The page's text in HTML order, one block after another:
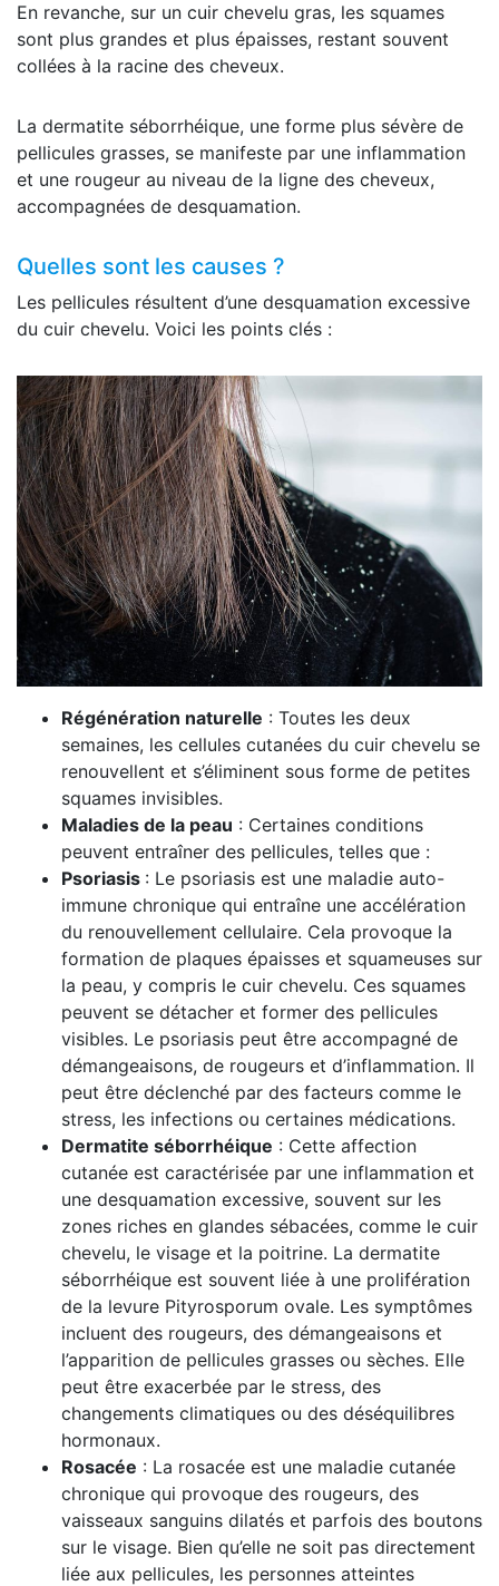
En revanche, sur un cuir chevelu gras, les squames
sont plus grandes et plus épaisses, restant souvent
collées à la racine des cheveux.
La dermatite séborrhéique, une forme plus sévère de
pellicules grasses, se manifeste par une inflammation
et une rougeur au niveau de la ligne des cheveux,
accompagnées de desquamation.
Quelles sont les causes ?
Les pellicules résultent d’une desquamation excessive
du cuir chevelu. Voici les points clés :
Régénération naturelle : Toutes les deux
semaines, les cellules cutanées du cuir chevelu se
renouvellent et s’éliminent sous forme de petites
squames invisibles.
Maladies de la peau : Certaines conditions
peuvent entraîner des pellicules, telles que :
Psoriasis : Le psoriasis est une maladie auto-
immune chronique qui entraîne une accélération
du renouvellement cellulaire. Cela provoque la
formation de plaques épaisses et squameuses sur
la peau, y compris le cuir chevelu. Ces squames
peuvent se détacher et former des pellicules
visibles. Le psoriasis peut être accompagné de
démangeaisons, de rougeurs et d’inflammation. Il
peut être déclenché par des facteurs comme le
stress, les infections ou certaines médications.
Dermatite séborrhéique : Cette affection
cutanée est caractérisée par une inflammation et
une desquamation excessive, souvent sur les
zones riches en glandes sébacées, comme le cuir
chevelu, le visage et la poitrine. La dermatite
séborrhéique est souvent liée à une prolifération
de la levure Pityrosporum ovale. Les symptômes
incluent des rougeurs, des démangeaisons et
l’apparition de pellicules grasses ou sèches. Elle
peut être exacerbée par le stress, des
changements climatiques ou des déséquilibres
hormonaux.
Rosacée : La rosacée est une maladie cutanée
chronique qui provoque des rougeurs, des
vaisseaux sanguins dilatés et parfois des boutons
sur le visage. Bien qu’elle ne soit pas directement
liée aux pellicules, les personnes atteintes